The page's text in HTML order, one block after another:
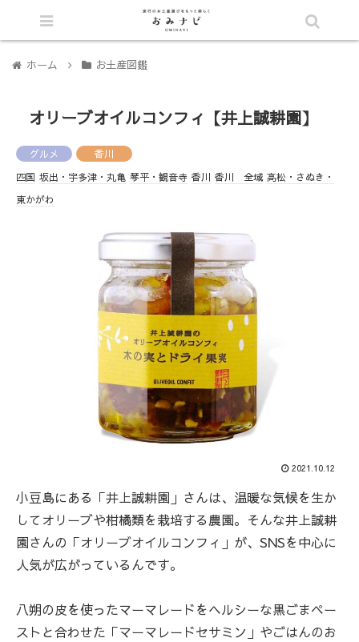
ホーム お土産図鑑
オリーブオイルコンフィ【井上誠耕園】
グルメ
香川
四国 坂出・宇多津・丸亀 琴平・観音寺 香川 香川 全域 高松・さぬき・
東かがわ
2021.10.12
小豆島にある「井上誠耕園」さんは、温暖な気候を生か
してオリーブや柑橘類を栽培する農園。そんな井上誠耕
園さんの「オリーブオイルコンフィ」が、SNSを中心に
人気が広がっているんです。
八朔の皮を使ったマーマレードをヘルシーな黒ごまペー
ストと合わせた「マーマレードセサミン」やごはんのお
シェア